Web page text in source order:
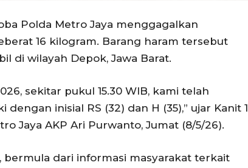
Polda Metro Jaya menggagalkan
16 kilogram. Barang haram tersebut
di wilayah Depok, Jawa Barat.
sekitar pukul 15.30 WIB, kami telah
inisial RS (32) dan H (35),” ujar Kanit 1
Jaya AKP Ari Purwanto, Jumat (8/5/26).
bermula dari informasi masyarakat terkait